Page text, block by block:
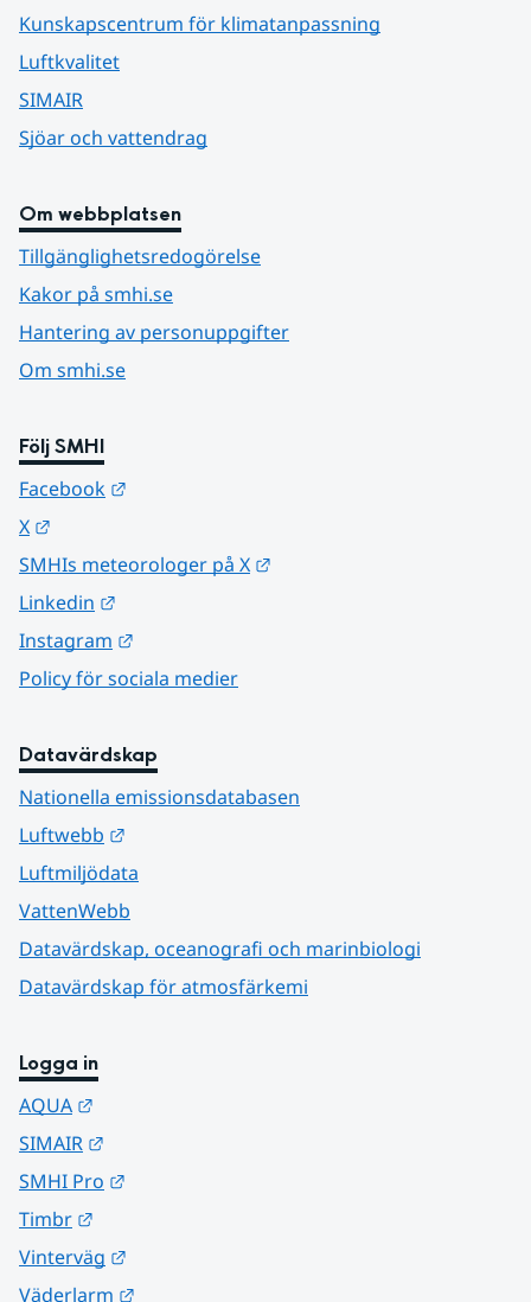
Kunskapscentrum för klimatanpassning
Luftkvalitet
SIMAIR
Sjöar och vattendrag
Om webbplatsen
Tillgänglighetsredogörelse
Kakor på smhi.se
Hantering av personuppgifter
Om smhi.se
Följ SMHI
Facebook
X
SMHIs meteorologer på X
Linkedin
Instagram
Policy för sociala medier
Datavärdskap
Nationella emissionsdatabasen
Luftwebb
Luftmiljödata
VattenWebb
Datavärdskap, oceanografi och marinbiologi
Datavärdskap för atmosfärkemi
Logga in
AQUA
SIMAIR
SMHI Pro
Timbr
Vinterväg
Väderlarm